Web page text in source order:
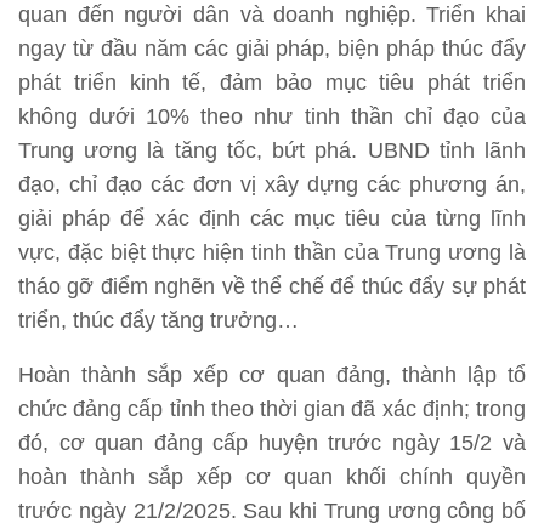
quan đến người dân và doanh nghiệp. Triển khai
ngay từ đầu năm các giải pháp, biện pháp thúc đẩy
phát triển kinh tế, đảm bảo mục tiêu phát triển
không dưới 10% theo như tinh thần chỉ đạo của
Trung ương là tăng tốc, bứt phá. UBND tỉnh lãnh
đạo, chỉ đạo các đơn vị xây dựng các phương án,
giải pháp để xác định các mục tiêu của từng lĩnh
vực, đặc biệt thực hiện tinh thần của Trung ương là
tháo gỡ điểm nghẽn về thể chế để thúc đẩy sự phát
triển, thúc đẩy tăng trưởng…
Hoàn thành sắp xếp cơ quan đảng, thành lập tổ
chức đảng cấp tỉnh theo thời gian đã xác định; trong
đó, cơ quan đảng cấp huyện trước ngày 15/2 và
hoàn thành sắp xếp cơ quan khối chính quyền
trước ngày 21/2/2025. Sau khi Trung ương công bố